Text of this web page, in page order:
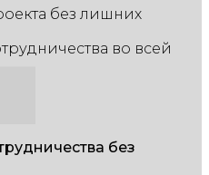
без лишних
во всей
без